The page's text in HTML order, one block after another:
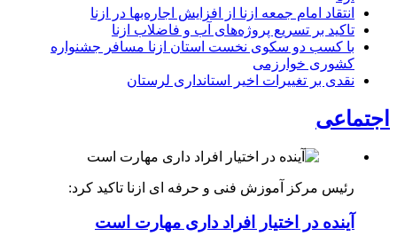
انتقاد امام جمعه ازنا از افزایش اجاره‌بها در ازنا
تاکید بر تسریع پروژه‌های آب و فاضلاب ازنا
با کسب دو سکوی نخست استان ازنا مسافر جشنواره
کشوری خوارزمی
نقدی بر تغییرات اخیر استانداری لرستان
اجتماعی
رئیس مرکز آموزش فنی و حرفه ای ازنا تاکید کرد:
آینده در اختیار افراد داری مهارت است